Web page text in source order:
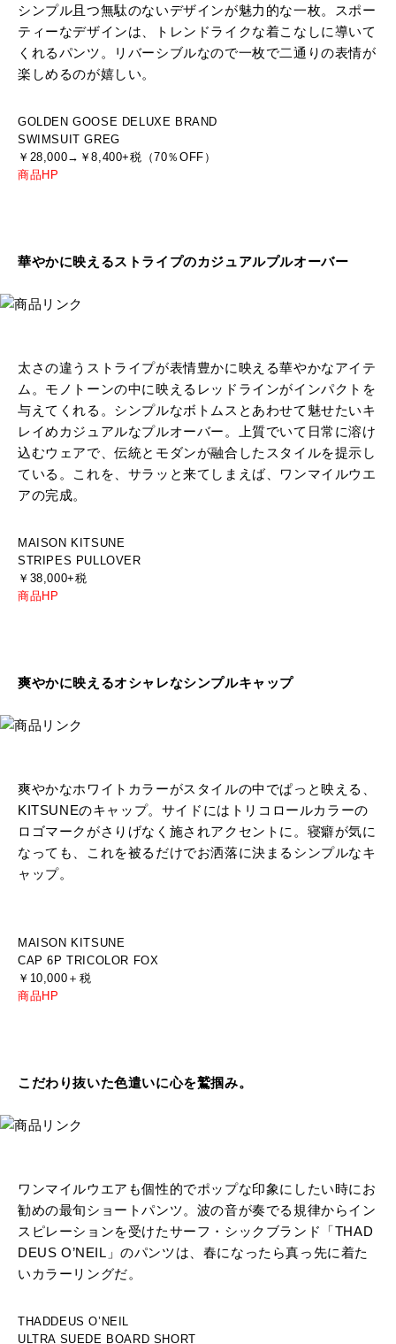
シンプル且つ無駄のないデザインが魅力的な一枚。スポー
ティーなデザインは、トレンドライクな着こなしに導いて
くれるパンツ。リバーシブルなので一枚で二通りの表情が
楽しめるのが嬉しい。
GOLDEN GOOSE DELUXE BRAND
SWIMSUIT GREG
￥28,000→￥8,400+税（70％OFF）
商品HP
華やかに映えるストライプのカジュアルプルオーバー
太さの違うストライプが表情豊かに映える華やかなアイテ
ム。モノトーンの中に映えるレッドラインがインパクトを
与えてくれる。シンプルなボトムスとあわせて魅せたいキ
レイめカジュアルなプルオーバー。上質でいて日常に溶け
込むウェアで、伝統とモダンが融合したスタイルを提示し
ている。これを、サラッと来てしまえば、ワンマイルウエ
アの完成。
MAISON KITSUNE
STRIPES PULLOVER
￥38,000+税
商品HP
爽やかに映えるオシャレなシンプルキャップ
爽やかなホワイトカラーがスタイルの中でぱっと映える、
KITSUNEのキャップ。サイドにはトリコロールカラーの
ロゴマークがさりげなく施されアクセントに。寝癖が気に
なっても、これを被るだけでお洒落に決まるシンプルなキ
ャップ。
MAISON KITSUNE
CAP 6P TRICOLOR FOX
￥10,000＋税
商品HP
こだわり抜いた色遣いに心を鷲掴み。
ワンマイルウエアも個性的でポップな印象にしたい時にお
勧めの最旬ショートパンツ。波の音が奏でる規律からイン
スピレーションを受けたサーフ・シックブランド「THAD
DEUS O’NEIL」のパンツは、春になったら真っ先に着た
いカラーリングだ。
THADDEUS O’NEIL
ULTRA SUEDE BOARD SHORT